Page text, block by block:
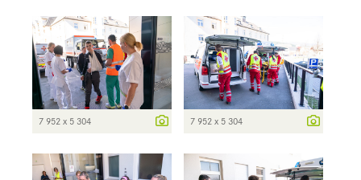
7 952 x 5 304 7 952 x 5 304